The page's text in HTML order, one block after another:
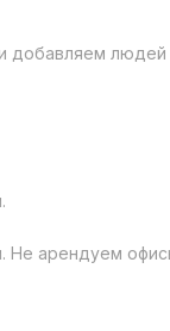
добавляем людей
Не арендуем